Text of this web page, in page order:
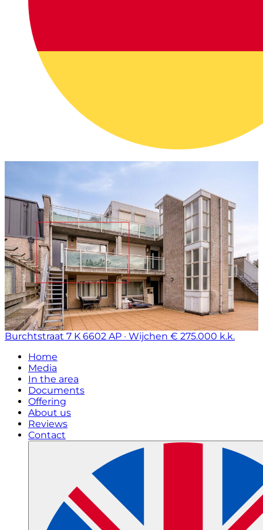
Burchtstraat 7 K 6602 AP · Wijchen € 275.000 k.k.
Home
Media
In the area
Documents
Offering
About us
Reviews
Contact